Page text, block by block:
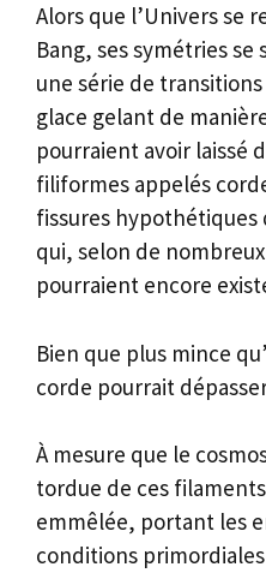
Alors que l’Univers se
Bang, ses symétries
une série de
glace gelant de
pourraient avoir laissé
filiformes appelés
fissures hypothétiques
qui, selon de
pourraient encore
Bien que plus mince
corde pourrait
À mesure que le
tordue de ces
emmêlée, portant les
conditions